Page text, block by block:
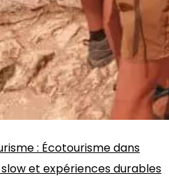
: Écotourisme dans
slow et expériences durables